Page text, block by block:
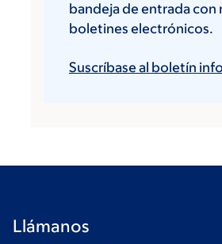
bandeja de entrada con
boletines electrónicos.
Suscríbase al boletín
Llámanos